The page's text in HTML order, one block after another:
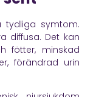
tydliga symtom.
diffusa. Det kan
fötter, minskad
förändrad urin